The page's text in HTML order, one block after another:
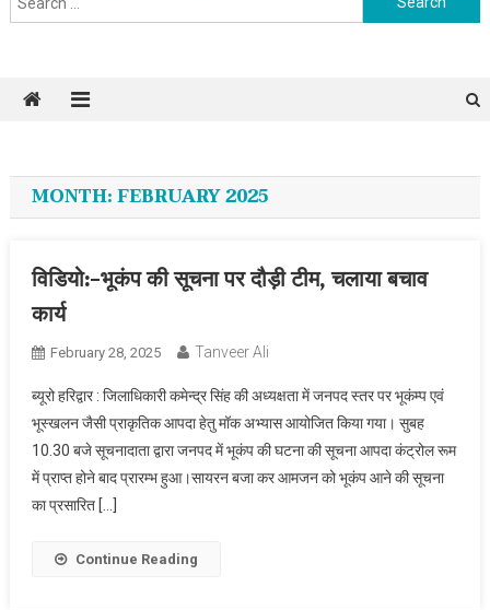
MONTH: FEBRUARY 2025
विडियो:-भूकंप की सूचना पर दौड़ी टीम, चलाया बचाव
कार्य
February 28, 2025 Tanveer Ali
ब्यूरो हरिद्वार : जिलाधिकारी कमेन्द्र सिंह की अध्यक्षता में जनपद स्तर पर भूकंम्प एवं
भूस्खलन जैसी प्राकृतिक आपदा हेतु मॉक अभ्यास आयोजित किया गया। सुबह
10.30 बजे सूचनादाता द्वारा जनपद में भूकंप की घटना की सूचना आपदा कंट्रोल रूम
में प्राप्त होने बाद प्रारम्भ हुआ।सायरन बजा कर आमजन को भूकंप आने की सूचना
का प्रसारित […]
Continue Reading